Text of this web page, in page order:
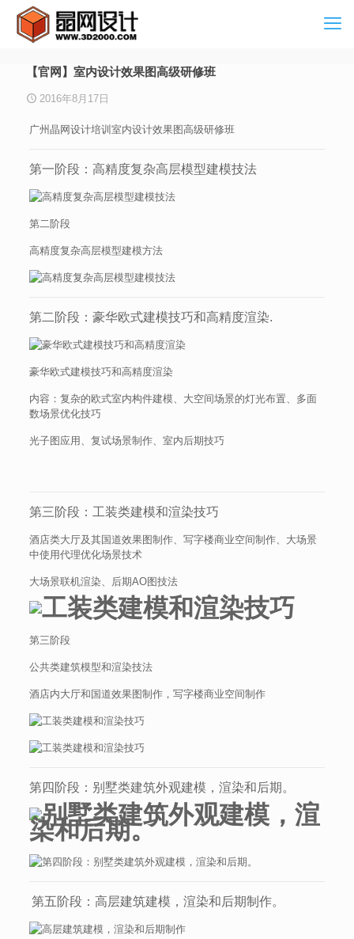
【官网】室内设计效果图高级研修班
2016年8月17日
广州晶网设计培训室内设计效果图高级研修班
第一阶段：高精度复杂高层模型建模技法
第二阶段
高精度复杂高层模型建模方法
第二阶段：豪华欧式建模技巧和高精度渲染.
豪华欧式建模技巧和高精度渲染
内容：复杂的欧式室内构件建模、大空间场景的灯光布置、多面
数场景优化技巧
光子图应用、复试场景制作、室内后期技巧
第三阶段：工装类建模和渲染技巧
酒店类大厅及其国道效果图制作、写字楼商业空间制作、大场景
中使用代理优化场景技术
大场景联机渲染、后期AO图技法
第三阶段
公共类建筑模型和渲染技法
酒店内大厅和国道效果图制作，写字楼商业空间制作
第四阶段：别墅类建筑外观建模，渲染和后期。
第五阶段：高层建筑建模，渲染和后期制作。